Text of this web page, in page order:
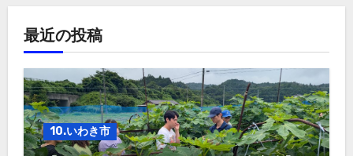
最近の投稿
10.いわき市